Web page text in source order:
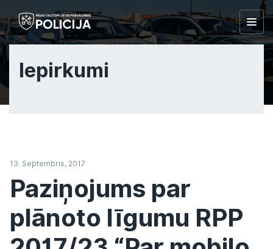
Iepirkumi
13. Septembris, 2017
Paziņojums par
plānoto līgumu RPP